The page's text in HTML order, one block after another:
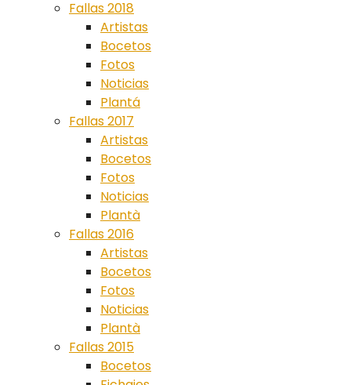
Fallas 2018
Artistas
Bocetos
Fotos
Noticias
Plantá
Fallas 2017
Artistas
Bocetos
Fotos
Noticias
Plantà
Fallas 2016
Artistas
Bocetos
Fotos
Noticias
Plantà
Fallas 2015
Bocetos